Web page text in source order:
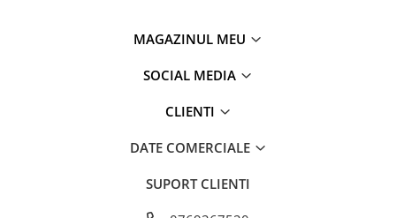
MAGAZINUL MEU
SOCIAL MEDIA
CLIENTI
DATE COMERCIALE
SUPORT CLIENTI